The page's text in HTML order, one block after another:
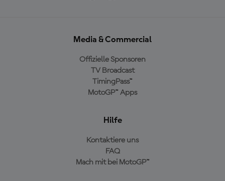
Media & Commercial
Offizielle Sponsoren
TV Broadcast
TimingPass™
MotoGP™ Apps
Hilfe
Kontaktiere uns
FAQ
Mach mit bei MotoGP™